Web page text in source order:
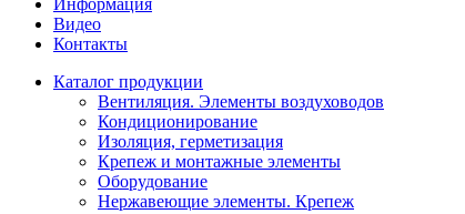
Информация
Видео
Контакты
Каталог продукции
Вентиляция. Элементы воздуховодов
Кондиционирование
Изоляция, герметизация
Крепеж и монтажные элементы
Оборудование
Нержавеющие элементы. Крепеж